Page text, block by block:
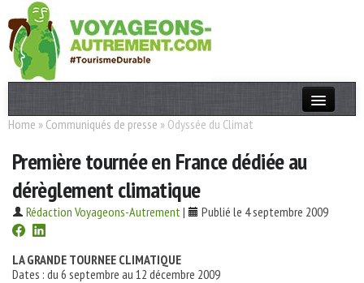
Actualités
T. Responsable
Destinations
Acteurs
Thèmes
Home » Communiqués de presse » Odyssée du Climat
Première tournée en France dédiée au
dérèglement climatique
Rédaction Voyageons-Autrement| Publié le 4 septembre 2009
LA GRANDE TOURNEE CLIMATIQUE
Dates : du 6 septembre au 12 décembre 2009